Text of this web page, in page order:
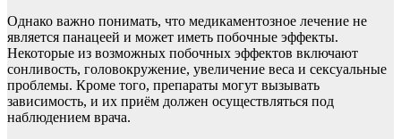
Однако важно понимать, что медикаментозное лечение не
является панацеей и может иметь побочные эффекты.
Некоторые из возможных побочных эффектов включают
сонливость, головокружение, увеличение веса и сексуальные
проблемы. Кроме того, препараты могут вызывать
зависимость, и их приём должен осуществляться под
наблюдением врача.